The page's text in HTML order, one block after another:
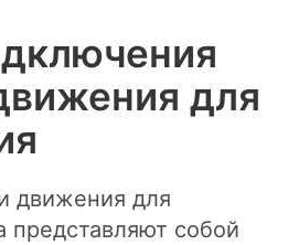
для
движения для
представляют собой